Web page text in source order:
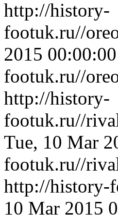
http://history-
footuk.ru//
2015
footuk.ru//
http://history-
footuk.ru//
Tue, 10 Mar
footuk.ru//
http://history-
10 Mar 2015